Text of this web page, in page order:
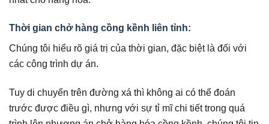
Thời gian chở hàng cồng kềnh liên tỉnh:
Chúng tôi hiểu rõ giá trị của thời gian, đặc biệt là đối với
các công trình dự án.
Tuy di chuyển trên đường xá thì không ai có thể đoán
trước được điều gì, nhưng với sự tỉ mĩ chi tiết trong quá